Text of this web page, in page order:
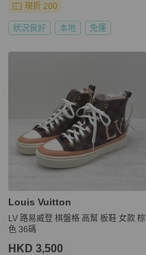
現折 200
狀況良好 本地 免運
Louis Vuitton
LV 路易威登 棋盤格 高幫 板鞋 女款 棕
色 36碼
HKD 3,500